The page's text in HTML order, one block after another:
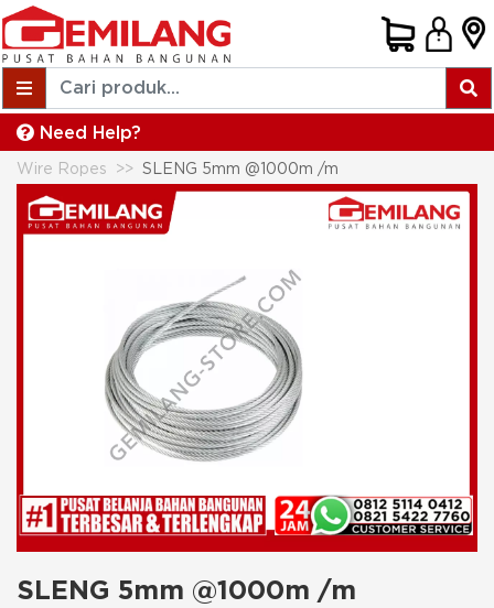
Need Help?
Wire Ropes SLENG 5mm @1000m /m
SLENG 5mm @1000m /m